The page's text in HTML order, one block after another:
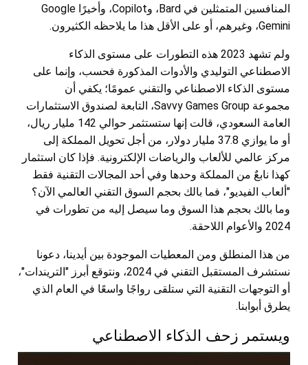
المنافسين المتمثلين في Bard، وCopilot، وأخيرًا Google
Gemini، وغيرهم، أو على الأقل هذا ما يلاحظه الكثيرون.
ولم تشهد 2023 هذه التطورات على مستوى الذكاء
الاصطناعي التوليدي والأدوات المذكورة فحسب، وإنما على
مستوى الذكاء الاصطناعي والتقني عمومًا؛ يكفي أن
مجموعة Savvy Games Group، التابعة لصندوق الاستثمارات
العامة السعودي، قالت إنها ستستثمر حوالي 142 مليار ريال،
أو ما يوازي 37.8 مليار دولار، من أجل تحويل المملكة إلى
مركز عالمي للألعاب والرياضات الإلكترونية. فإذا كان استثمار
كهذا نابعٌ من المملكة وحدها وفي أحد المجالات التقنية فقط
"ألعاب الفيديو"، فما بالك بحجم السوق التقني العالمي الآن؟
وما بالك بحجم هذا السوق وما سيصل إليه من تطورات في
2024 والأعوام اللاحقة.
من هذا المنطلق ومن المعطيات الموجودة بين أيدينا، دعونا
نستشرف المستقبل التقني في 2024، ونتوقع أبرز "التريندات"،
أو التوجهات التقنية التي ستلقى رواجًا واسعًا في العام الذي
يطرق أبوابنا.
ويستمر زحف الذكاء الاصطناعي